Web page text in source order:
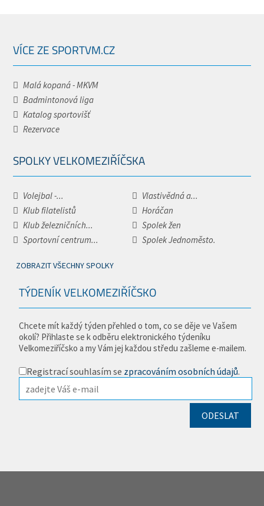
VÍCE ZE SPORTVM.CZ
Malá kopaná - MKVM
Badmintonová liga
Katalog sportovišť
Rezervace
SPOLKY VELKOMEZIŘÍČSKA
Volejbal -...
Vlastivědná a...
Klub filatelistů
Horáčan
Klub železničních...
Spolek žen
Sportovní centrum...
Spolek Jednoměsto.
ZOBRAZIT VŠECHNY SPOLKY
TÝDENÍK VELKOMEZIŘÍČSKO
Chcete mít každý týden přehled o tom, co se děje ve Vašem
okolí? Přihlaste se k odběru elektronického týdeníku
Velkomeziříčsko a my Vám jej každou středu zašleme e-mailem.
Registrací souhlasím se zpracováním osobních údajů.